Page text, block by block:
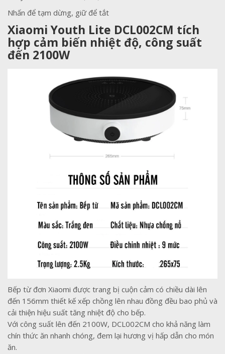
Nhấn để tạm dừng, giữ để tắt
Xiaomi Youth Lite DCL002CM tích
hợp cảm biến nhiệt độ, công suất
đến 2100W
Bếp từ đơn Xiaomi được trang bị cuộn cảm có chiều dài lên
đến 156mm thiết kế xếp chồng lên nhau đồng đều bao phủ và
cải thiện hiệu suất tăng nhiệt độ cho bếp.
Với công suất lên đến 2100W, DCL002CM cho khả năng làm
chín thức ăn nhanh chóng, đem lại hương vị hấp dẫn cho món
ăn.